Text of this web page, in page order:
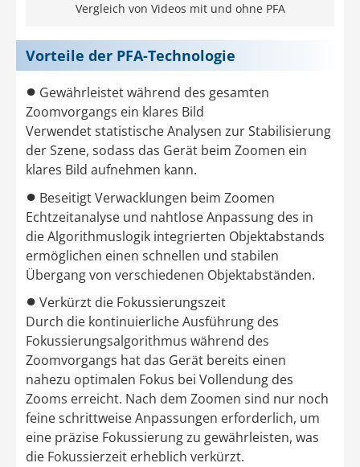
Vergleich von Videos mit und ohne PFA
Vorteile der PFA-Technologie
● Gewährleistet während des gesamten
Zoomvorgangs ein klares Bild
Verwendet statistische Analysen zur Stabilisierung
der Szene, sodass das Gerät beim Zoomen ein
klares Bild aufnehmen kann.
● Beseitigt Verwacklungen beim Zoomen
Echtzeitanalyse und nahtlose Anpassung des in
die Algorithmuslogik integrierten Objektabstands
ermöglichen einen schnellen und stabilen
Übergang von verschiedenen Objektabständen.
● Verkürzt die Fokussierungszeit
Durch die kontinuierliche Ausführung des
Fokussierungsalgorithmus während des
Zoomvorgangs hat das Gerät bereits einen
nahezu optimalen Fokus bei Vollendung des
Zooms erreicht. Nach dem Zoomen sind nur noch
feine schrittweise Anpassungen erforderlich, um
eine präzise Fokussierung zu gewährleisten, was
die Fokussierzeit erheblich verkürzt.